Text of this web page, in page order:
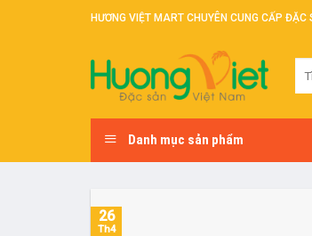
HƯƠNG VIỆT MART CHUYÊN CUNG CẤP
Danh mục sản phẩm
26
Th4